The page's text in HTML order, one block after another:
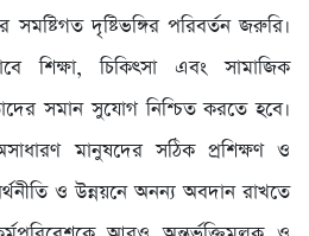
দৃষ্টিভঙ্গির পরিবর্তন জরুরি।
শিক্ষা, চিকিৎসা এবং সামাজিক
সমান সুযোগ নিশ্চিত করতে হবে।
মানুষদের সঠিক প্রশিক্ষণ ও
ও উন্নয়নে অনন্য অবদান রাখতে